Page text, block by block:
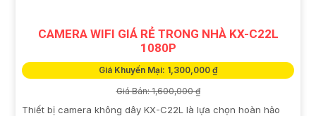
CAMERA WIFI GIÁ RẺ TRONG NHÀ KX-C22L
1080P
Giá Khuyến Mại: 1,300,000 ₫
Giá Bán: 1,600,000 ₫
Thiết bị camera không dây KX-C22L là lựa chọn hoàn hảo